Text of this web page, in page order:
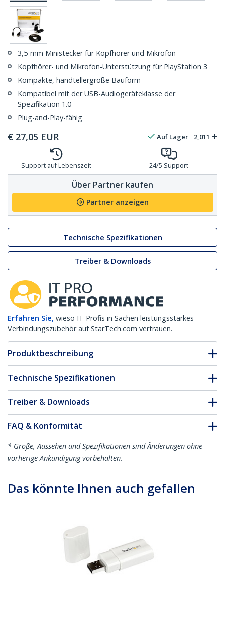
3,5-mm Ministecker für Kopfhörer und Mikrofon
Kopfhörer- und Mikrofon-Unterstützung für PlayStation 3
Kompakte, handtellergroße Bauform
Kompatibel mit der USB-Audiogeräteklasse der
Spezifikation 1.0
Plug-and-Play-fähig
€ 27,05 EUR Auf Lager 2,011
Support auf Lebenszeit 24/5 Support
Über Partner kaufen
Partner anzeigen
Technische Spezifikationen
Treiber & Downloads
Erfahren Sie, wieso IT Profis in Sachen leistungsstarkes
Verbindungszubehör auf StarTech.com vertrauen.
Produktbeschreibung
Technische Spezifikationen
Treiber & Downloads
FAQ & Konformität
* Größe, Aussehen und Spezifikationen sind Änderungen ohne
vorherige Ankündigung vorbehalten.
Das könnte Ihnen auch gefallen